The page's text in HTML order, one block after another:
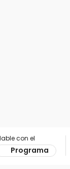
con el
Programa